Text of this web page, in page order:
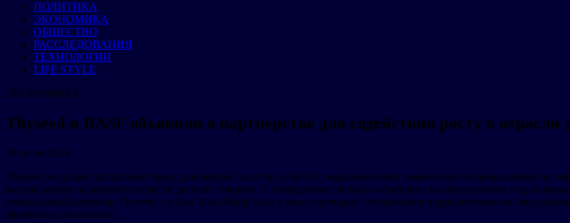
ПОЛИТИКА
ЭКОНОМИКА
ОБЩЕСТВО
РАССЛЕДОВАНИЯ
ТЕХНОЛОГИИ
LIFE STYLE
ЭКОНОМИКА
Thyseed и BASF объявили о партнерстве для содействия росту в отрасли
26 июля 2024
Thyseed, ведущий китайский бренд для матерей и детей, и BASF, мировой гигант химической промышленности,
направленное на развитие отрасли детских товаров. О сотрудничестве было объявлено на мероприятии под
генеральный директор Thyseed г-н Ван Хао (Wang Hao) и вице-президент глобального подразделения по
оформили соглашение.